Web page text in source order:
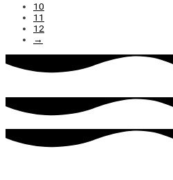
10
11
12
→